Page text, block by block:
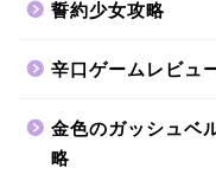
誓約少女攻略
辛口ゲームレビュ
金色のガッシュベ
略